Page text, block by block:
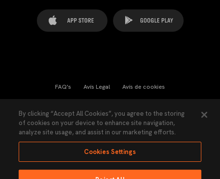
FAQ's Avís Legal Avís de cookies
Llei de Transparència Política de Privacitat
Accessibilitat
By clicking “Accept All Cookies”, you agree to the storing
of cookies on your device to enhance site navigation,
analyze site usage, and assist in our marketing efforts.
Cookies Settings